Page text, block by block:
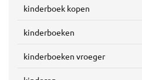
kinderboek kopen
kinderboeken
kinderboeken vroeger